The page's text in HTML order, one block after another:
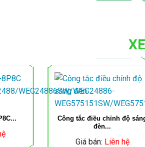
Công tắc điều chỉnh độ
đèn...
Giá bán: Liên hệ